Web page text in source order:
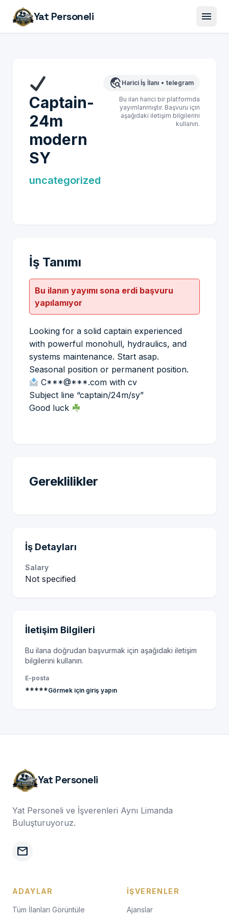
Yat Personeli menu
Captain-
24m
modern
SY
uncategorized
travel_explore Harici İş İlanı • telegram
Bu ilan harici bir platformda
yayımlanmıştır. Başvuru için
aşağıdaki iletişim bilgilerini
kullanın.
İş Tanımı
Bu ilanın yayımı sona erdi başvuru
yapılamıyor
Looking for a solid captain experienced
with powerful monohull, hydraulics, and
systems maintenance. Start asap.
Seasonal position or permanent position.
C***@***.com with cv
Subject line “captain/24m/sy”
Good luck
Gereklilikler
İş Detayları
Salary
Not specified
İletişim Bilgileri
Bu ilana doğrudan başvurmak için aşağıdaki iletişim
bilgilerini kullanın.
E-posta
*****Görmek için giriş yapın
Yat Personeli
Yat Personeli ve İşverenleri Aynı Limanda
Buluşturuyoruz.
mail
ADAYLAR
Tüm İlanları Görüntüle
İŞVERENLER
Ajanslar